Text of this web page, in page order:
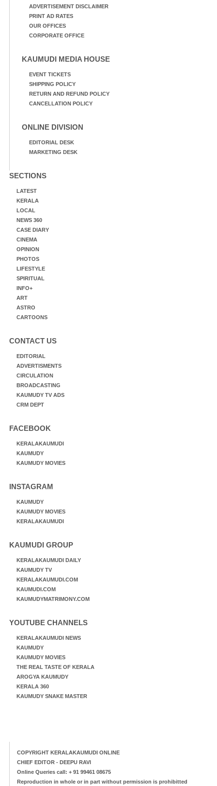
ADVERTISEMENT DISCLAIMER
PRINT AD RATES
OUR OFFICES
CORPORATE OFFICE
KAUMUDI MEDIA HOUSE
EVENT TICKETS
SHIPPING POLICY
RETURN AND REFUND POLICY
CANCELLATION POLICY
ONLINE DIVISION
EDITORIAL DESK
MARKETING DESK
SECTIONS
LATEST
KERALA
LOCAL
NEWS 360
CASE DIARY
CINEMA
OPINION
PHOTOS
LIFESTYLE
SPIRITUAL
INFO+
ART
ASTRO
CARTOONS
CONTACT US
EDITORIAL
ADVERTISMENTS
CIRCULATION
BROADCASTING
KAUMUDY TV ADS
CRM DEPT
FACEBOOK
KERALAKAUMUDI
KAUMUDY
KAUMUDY MOVIES
INSTAGRAM
KAUMUDY
KAUMUDY MOVIES
KERALAKAUMUDI
KAUMUDI GROUP
KERALAKAUMUDI DAILY
KAUMUDY TV
KERALAKAUMUDI.COM
KAUMUDI.COM
KAUMUDYMATRIMONY.COM
YOUTUBE CHANNELS
KERALAKAUMUDI NEWS
KAUMUDY
KAUMUDY MOVIES
THE REAL TASTE OF KERALA
AROGYA KAUMUDY
KERALA 360
KAUMUDY SNAKE MASTER
COPYRIGHT KERALAKAUMUDI ONLINE
CHIEF EDITOR - DEEPU RAVI
Online Queries call: + 91 99461 08675
Reproduction in whole or in part without permission is prohibitted